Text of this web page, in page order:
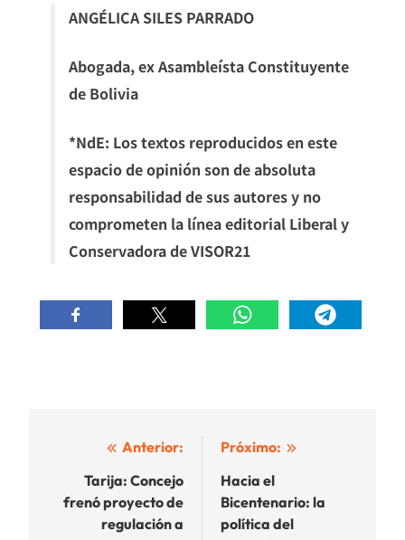
ANGÉLICA SILES PARRADO
Abogada, ex Asambleísta Constituyente
de Bolivia
*NdE: Los textos reproducidos en este
espacio de opinión son de absoluta
responsabilidad de sus autores y no
comprometen la línea editorial Liberal y
Conservadora de VISOR21
Navegación
entradas
Anterior:
Tarija: Concejo
frenó proyecto de
regulación a
Próximo:
Hacia el
Bicentenario: la
política del